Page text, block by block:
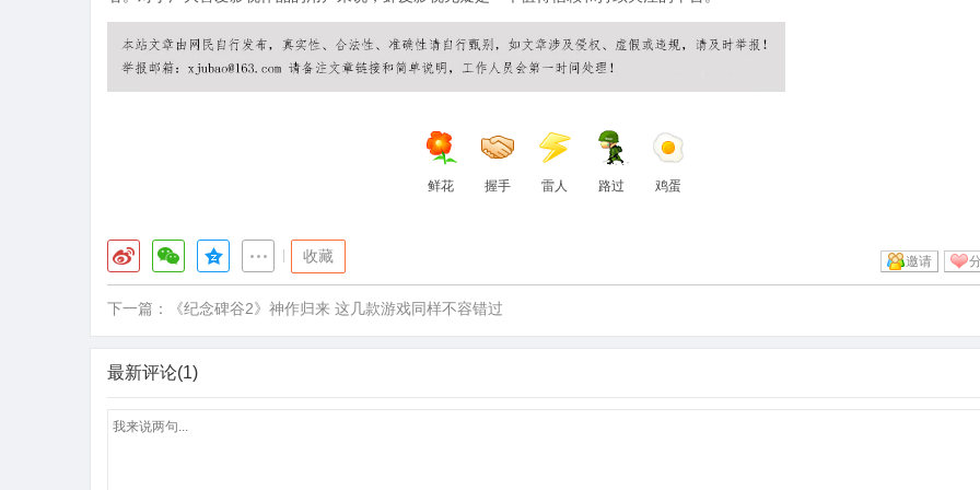
鲜花 握手 雷人 路过 鸡蛋
收藏 邀请
下一篇： 《纪念碑谷2》神作归来 这几款游戏同样不容错过
最新评论(1)